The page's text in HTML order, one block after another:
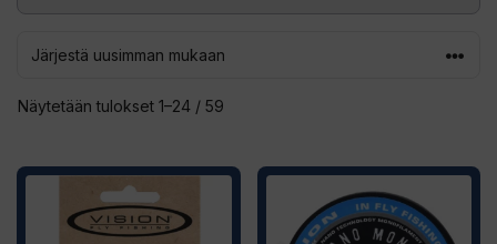
Näytetään tulokset 1–24 / 59
latest